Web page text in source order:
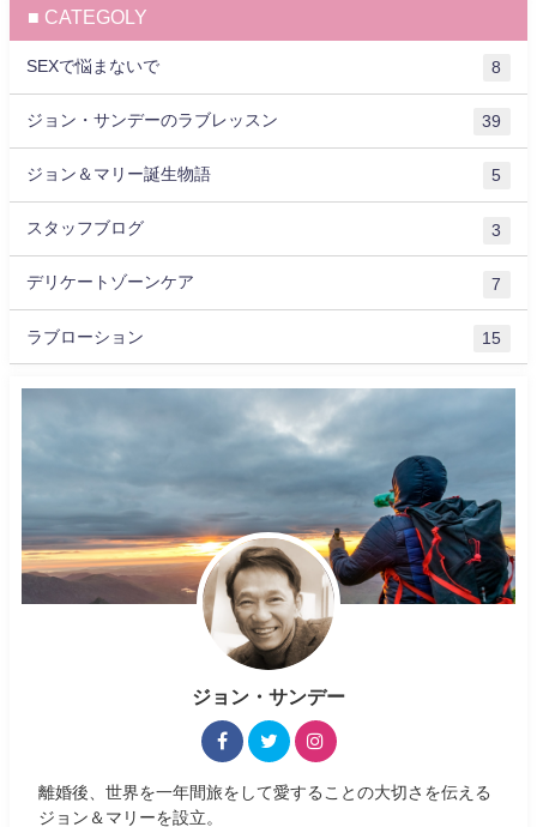
■ CATEGOLY
SEXで悩まないで 8
ジョン・サンデーのラブレッスン 39
ジョン＆マリー誕生物語 5
スタッフブログ 3
デリケートゾーンケア 7
ラブローション 15
ジョン・サンデー
離婚後、世界を一年間旅をして愛することの大切さを伝える
ジョン＆マリーを設立。